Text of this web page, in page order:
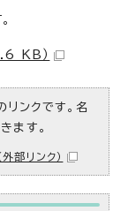
KB）
ンクです。名
ます。
外部リンク）